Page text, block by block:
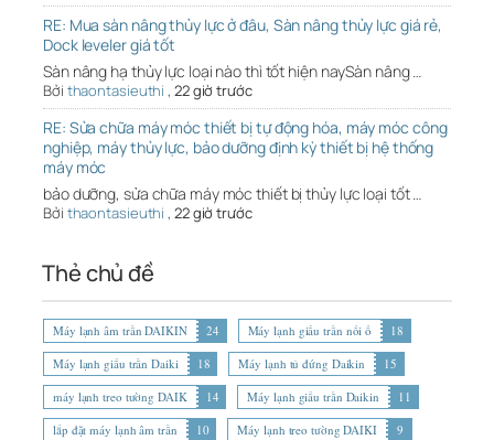
RE: Mua sàn nâng thủy lực ở đâu, Sàn nâng thủy lực giá rẻ,
Dock leveler giá tốt
Sàn nâng hạ thủy lực loại nào thì tốt hiện naySàn nâng …
Bởi thaontasieuthi , 22 giờ trước
RE: Sửa chữa máy móc thiết bị tự động hóa, máy móc công
nghiệp, máy thủy lực, bảo dưỡng định kỳ thiết bị hệ thống
máy móc
bảo dưỡng, sửa chữa máy móc thiết bị thủy lực loại tốt …
Bởi thaontasieuthi , 22 giờ trước
Thẻ chủ đề
Máy lạnh âm trần DAIKIN 24 Máy lạnh giấu trần nối ố
18
Máy lạnh giấu trần Daiki
18 Máy lạnh tủ đứng Daikin
15
máy lạnh treo tường DAIK
14 Máy lạnh giấu trần Daikin
11
lắp đặt máy lạnh âm trần
10 Máy lạnh treo tường DAIKI
9